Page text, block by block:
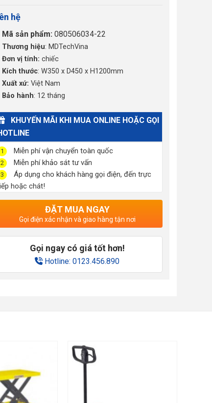
hệ
Mã sản phẩm: 080506034-22
Thương hiệu: MDTechVina
Đơn vị tính: chiếc
Kích thước: W350 x D450 x H1200mm
Xuất xứ: Việt Nam
Bảo hành: 12 tháng
KHUYẾN MÃI KHI MUA ONLINE HOẶC GỌI
1 Miễn phí vận chuyển toàn quốc
2 Miễn phí khảo sát tư vấn
3
Áp dụng cho khách hàng gọi điện, đến trực
hoặc chát!
ĐẶT MUA NGAY
Gọi điện xác nhận và giao hàng tận nơi
Gọi ngay có giá tốt hơn!
Hotline: 0123.456.890